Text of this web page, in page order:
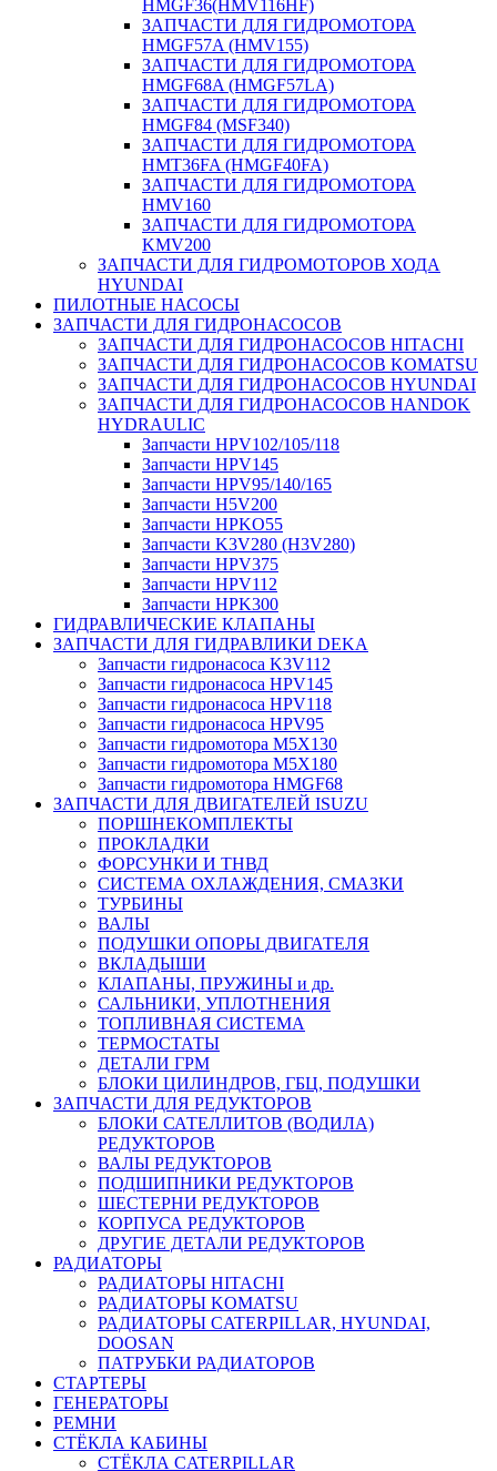
HMGF36(HMV116HF)
ЗАПЧАСТИ ДЛЯ ГИДРОМОТОРА
HMGF57A (HMV155)
ЗАПЧАСТИ ДЛЯ ГИДРОМОТОРА
HMGF68A (HMGF57LA)
ЗАПЧАСТИ ДЛЯ ГИДРОМОТОРА
HMGF84 (MSF340)
ЗАПЧАСТИ ДЛЯ ГИДРОМОТОРА
HMT36FA (HMGF40FA)
ЗАПЧАСТИ ДЛЯ ГИДРОМОТОРА
HMV160
ЗАПЧАСТИ ДЛЯ ГИДРОМОТОРА
KMV200
ЗАПЧАСТИ ДЛЯ ГИДРОМОТОРОВ ХОДА
HYUNDAI
ПИЛОТНЫЕ НАСОСЫ
ЗАПЧАСТИ ДЛЯ ГИДРОНАСОСОВ
ЗАПЧАСТИ ДЛЯ ГИДРОНАСОСОВ HITACHI
ЗАПЧАСТИ ДЛЯ ГИДРОНАСОСОВ KOMATSU
ЗАПЧАСТИ ДЛЯ ГИДРОНАСОСОВ HYUNDAI
ЗАПЧАСТИ ДЛЯ ГИДРОНАСОСОВ HANDOK
HYDRAULIC
Запчасти HPV102/105/118
Запчасти HPV145
Запчасти HPV95/140/165
Запчасти H5V200
Запчасти HPKO55
Запчасти K3V280 (H3V280)
Запчасти HPV375
Запчасти HPV112
Запчасти HPK300
ГИДРАВЛИЧЕСКИЕ КЛАПАНЫ
ЗАПЧАСТИ ДЛЯ ГИДРАВЛИКИ DEKA
Запчасти гидронасоса K3V112
Запчасти гидронасоса HPV145
Запчасти гидронасоса HPV118
Запчасти гидронасоса HPV95
Запчасти гидромотора M5X130
Запчасти гидромотора M5X180
Запчасти гидромотора HMGF68
ЗАПЧАСТИ ДЛЯ ДВИГАТЕЛЕЙ ISUZU
ПОРШНЕКОМПЛЕКТЫ
ПРОКЛАДКИ
ФОРСУНКИ И ТНВД
СИСТЕМА ОХЛАЖДЕНИЯ, СМАЗКИ
ТУРБИНЫ
ВАЛЫ
ПОДУШКИ ОПОРЫ ДВИГАТЕЛЯ
ВКЛАДЫШИ
КЛАПАНЫ, ПРУЖИНЫ и др.
САЛЬНИКИ, УПЛОТНЕНИЯ
ТОПЛИВНАЯ СИСТЕМА
ТЕРМОСТАТЫ
ДЕТАЛИ ГРМ
БЛОКИ ЦИЛИНДРОВ, ГБЦ, ПОДУШКИ
ЗАПЧАСТИ ДЛЯ РЕДУКТОРОВ
БЛОКИ САТЕЛЛИТОВ (ВОДИЛА)
РЕДУКТОРОВ
ВАЛЫ РЕДУКТОРОВ
ПОДШИПНИКИ РЕДУКТОРОВ
ШЕСТЕРНИ РЕДУКТОРОВ
КОРПУСА РЕДУКТОРОВ
ДРУГИЕ ДЕТАЛИ РЕДУКТОРОВ
РАДИАТОРЫ
РАДИАТОРЫ HITACHI
РАДИАТОРЫ KOMATSU
РАДИАТОРЫ CATERPILLAR, HYUNDAI,
DOOSAN
ПАТРУБКИ РАДИАТОРОВ
СТАРТЕРЫ
ГЕНЕРАТОРЫ
РЕМНИ
СТЁКЛА КАБИНЫ
СТЁКЛА CATERPILLAR